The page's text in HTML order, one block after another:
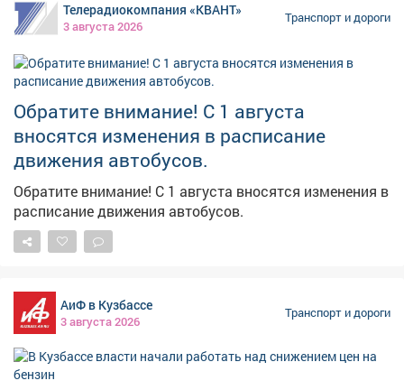
Октябрьскому. По данным ведомства, водитель BMW
X3 двигался по проспекту Октябрьскому со стороны
бульвара Строителей. При повороте налево на
проспект Ленинградский, на зелёный сигнал
светофора, он не предоставил преимущество
встречному автомобилю KIA RIO, который ехал прямо.
Произошло столкновение. В результате ДТП водитель
KIA RIO получил травмы и самостоятельно обратился
в медицинское учреждение.
Телерадиокомпания «КВАНТ»
3 августа 2026
Транспорт и дороги
Обратите внимание! С 1 августа
вносятся изменения в расписание
движения автобусов.
Обратите внимание! С 1 августа вносятся изменения в
расписание движения автобусов.
АиФ в Кузбассе
3 августа 2026
Транспорт и дороги